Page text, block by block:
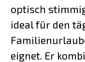
optisch
ideal für den
eignet. Er